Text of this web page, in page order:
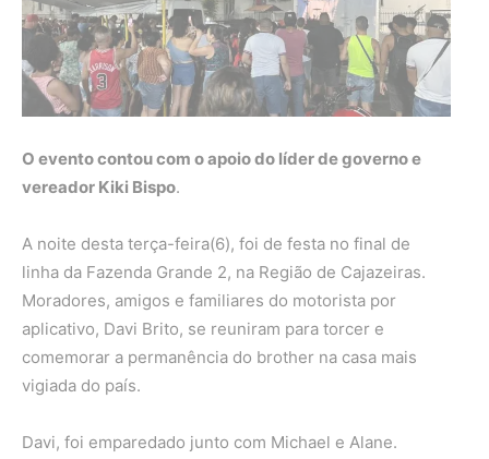
O evento contou com o apoio do líder de governo e
vereador Kiki Bispo.
A noite desta terça-feira(6), foi de festa no final de
linha da Fazenda Grande 2, na Região de Cajazeiras.
Moradores, amigos e familiares do motorista por
aplicativo, Davi Brito, se reuniram para torcer e
comemorar a permanência do brother na casa mais
vigiada do país.
Davi, foi emparedado junto com Michael e Alane.